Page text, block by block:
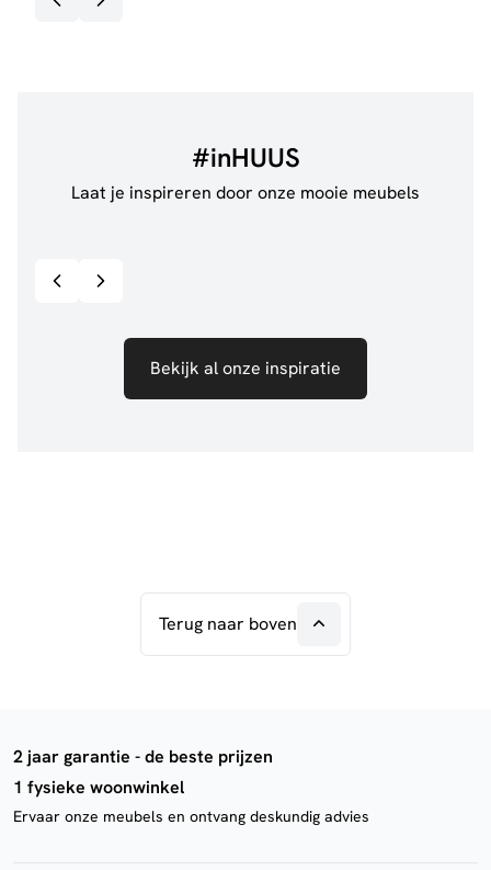
#inHUUS
Laat je inspireren door onze mooie meubels
Bekijk al onze inspiratie
Terug naar boven
2 jaar garantie - de beste prijzen
1 fysieke woonwinkel
Ervaar onze meubels en ontvang deskundig advies